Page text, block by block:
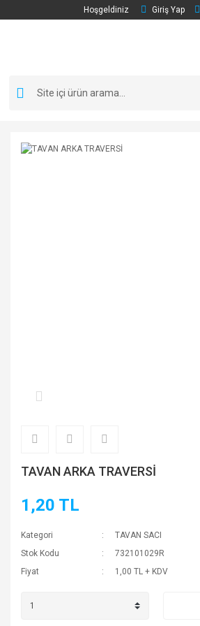
Hoşgeldiniz Giriş Yap
TAVAN ARKA TRAVERSİ
1,20 TL
Kategori
TAVAN SACI
Stok Kodu
732101029R
Fiyat
1,00 TL + KDV